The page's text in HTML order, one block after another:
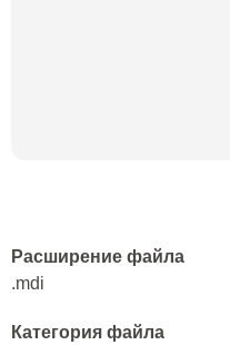
Расширение файла
.mdi
Категория файла